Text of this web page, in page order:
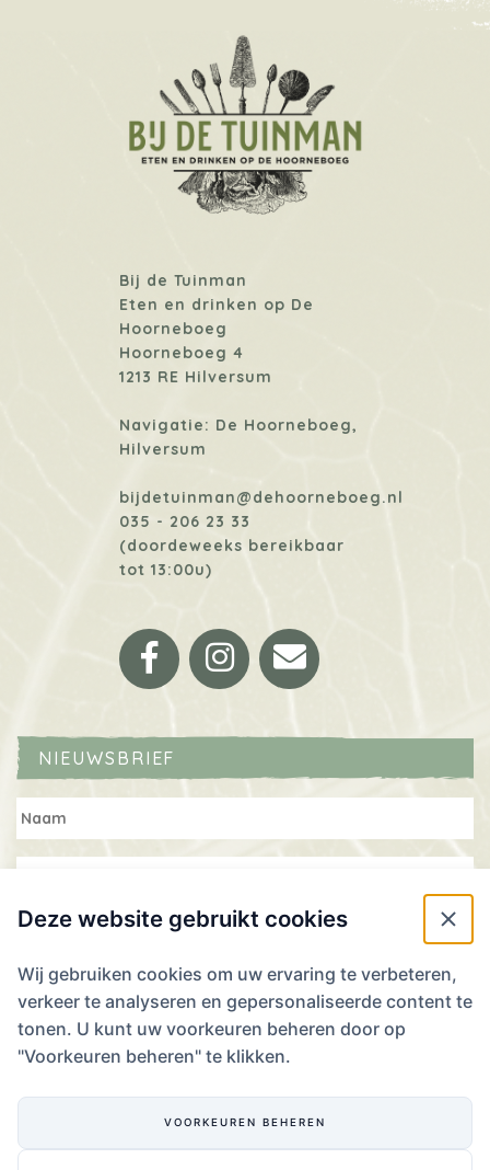
Bij de Tuinman
Eten en drinken op De
Hoorneboeg
Hoorneboeg 4
1213 RE Hilversum
Navigatie: De Hoorneboeg,
Hilversum
bijdetuinman@dehoorneboeg.nl
035 - 206 23 33
(doordeweeks bereikbaar
tot 13:00u)
Facebook
Instagram
Email
NIEUWSBRIEF
WIL JE RESERVEREN? WE ZIEN JE GRAAG!
RESERVEREN
Deze website gebruikt cookies
Wij gebruiken cookies om uw ervaring te verbeteren,
verkeer te analyseren en gepersonaliseerde content te
tonen. U kunt uw voorkeuren beheren door op
"Voorkeuren beheren" te klikken.
VOORKEUREN BEHEREN